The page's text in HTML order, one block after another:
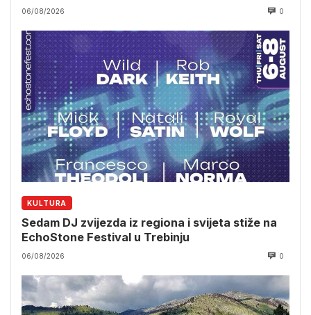
06/08/2026 0
KULTURA
Sedam DJ zvijezda iz regiona i svijeta stiže na
EchoStone Festival u Trebinju
06/08/2026 0